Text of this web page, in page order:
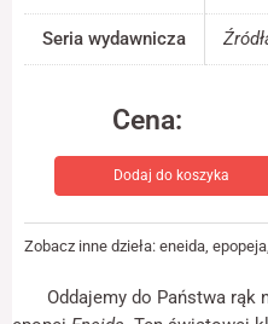
Seria wydawnicza
Cena:
ilość
Dodaj do koszyka
Zobacz inne dzieła: eneida epopeja
Oddajemy do Państwa rąk